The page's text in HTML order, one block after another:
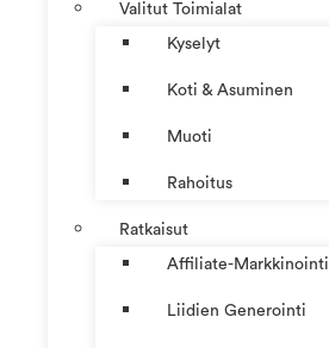
Valitut Toimialat
Kyselyt
Koti & Asuminen
Muoti
Rahoitus
Ratkaisut
Affiliate-Markkinointi
Liidien Generointi